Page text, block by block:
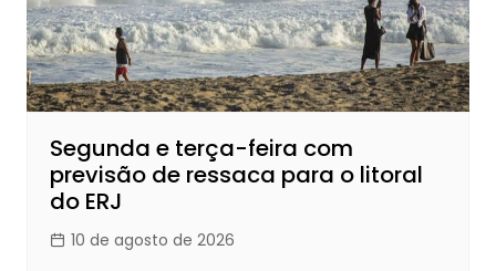
Segunda e terça-feira com
previsão de ressaca para o litoral
do ERJ
10 de agosto de 2026